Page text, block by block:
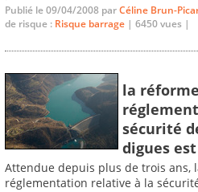
Publié le 09/04/2008 parCéline Brun-
de risque : Risque barrage | 6450 vues |
la
sécurité
digues
Attendue depuis plus de trois ans,
réglementation relative à la